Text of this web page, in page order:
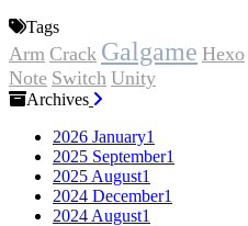
Tags
Arm Crack Galgame Hexo
Note Switch Unity
Archives
2026 January1
2025 September1
2025 August1
2024 December1
2024 August1